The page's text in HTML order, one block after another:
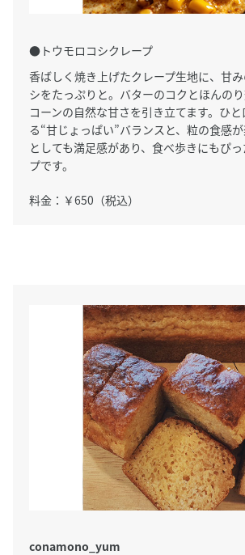
●トウモロコシクレープ
香ばしく焼き上げたクレープ生地に、甘
シをたっぷりと。バターのコクとほんのり
コーンの自然な甘さを引き立てます。ひ
る“甘じょっぱい”バランスと、粒の食感
としても満足感があり、食べ歩きにもぴ
プです。
料金：￥650（税込）
conamono_yum